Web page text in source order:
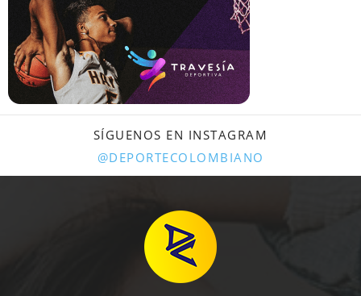
SÍGUENOS EN INSTAGRAM
@DEPORTECOLOMBIANO